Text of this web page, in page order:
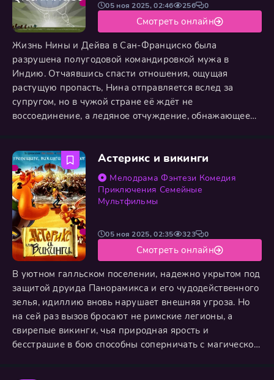
Жизнь Нины и Дейва в Сан-Франциско была
разрушена полугодовой командировкой мужа в
Индию. Отчаявшись спасти отношения, ощущая
растущую пропасть, Нина отправляется вслед за
супругом, но в чужой стране её ждёт не
воссоединение, а ледяное отчуждение, обнажающее
«Рамаяна», где царь Рама, пройдя через невзгоды
изгнания, сталкивается с величайшим испытанием —
похищением его возлюбленной Ситы демоническим
05 ноя 2025, 02:46 256 0
Смотреть онлайн
Астерикс и викинги
Мелодрама Фэнтези Комедия
Приключения Семейные
Мультфильмы
В уютном галльском поселении, надежно укрытом под
защитой друида Панорамикса и его чудодейственного
зелья, идиллию вновь нарушает внешняя угроза. Но
на сей раз вызов бросают не римские легионы, а
свирепые викинги, чья природная ярость и
бесстрашие в бою способны соперничать с магической
05 ноя 2025, 02:35 323 0
Смотреть онлайн